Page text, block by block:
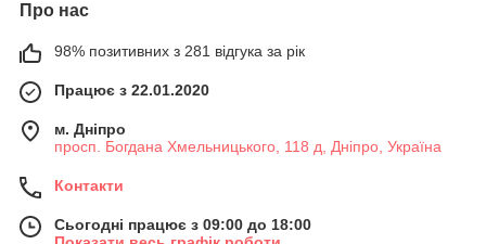
Про нас
98% позитивних з 281 відгука за рік
Працює з 22.01.2020
м. Дніпро
просп. Богдана Хмельницького, 118 д, Дніпро, Україна
Контакти
Сьогодні працює з 09:00 до 18:00